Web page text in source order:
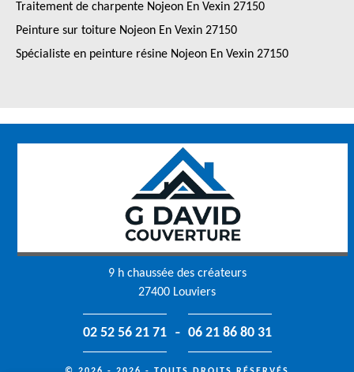
Traitement de charpente Nojeon En Vexin 27150
Peinture sur toiture Nojeon En Vexin 27150
Spécialiste en peinture résine Nojeon En Vexin 27150
9 h chaussée des créateurs
27400 Louviers
02 52 56 21 71 - 06 21 86 80 31